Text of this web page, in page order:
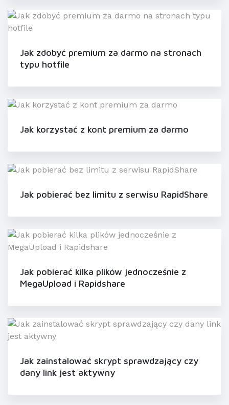
Jak zdobyć premium za darmo na stronach
typu hotfile
Jak korzystać z kont premium za darmo
Jak pobierać bez limitu z serwisu RapidShare
Jak pobierać kilka plików jednocześnie z
MegaUpload i Rapidshare
Jak zainstalować skrypt sprawdzający czy
dany link jest aktywny